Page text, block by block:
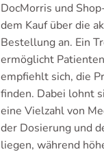
DocMorris und
dem Kauf über die
Bestellung an. Ein
ermöglicht
empfiehlt sich, die
finden. Dabei lohnt
eine Vielzahl von
der Dosierung und
liegen, während